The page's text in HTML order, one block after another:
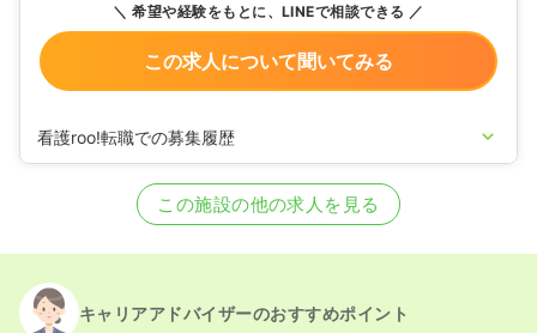
希望や経験をもとに、LINEで相談できる
この求人について聞いてみる
看護roo!転職での募集履歴
正・准看護師の募集を休止
正・准看護師の募集を開始
この施設の他の求人を見る
キャリアアドバイザーのおすすめポイント